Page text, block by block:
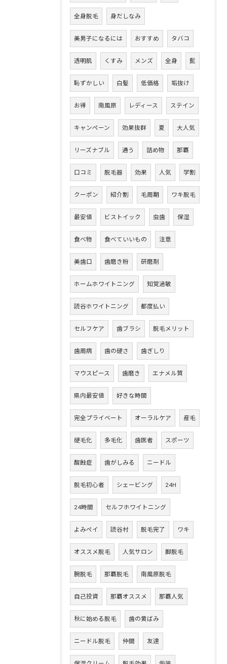
全身脱毛 身だしなみ
美男子になるには おすすめ タバコ
透明肌 くすみ メンズ 全身 髭
恥ずかしい 白髪 低価格 垢抜け
お得 南風原 レディース ステイン
キャンペーン 効果抜群 夏 大人気
リーズナブル 通う 詰め物 那覇
口コミ 脱毛器 効果 人気 学割
クーポン 紹介割 毛周期 ワキ脱毛
最安値 ビストイック 虫歯 保湿
食べ物 食べていいもの 注意
美歯口 歯磨き粉 研磨剤
ホームホワイトニング 知覚過敏
読谷ホワイトニング 都度払い
セルフケア 歯ブラシ 脱毛メリット
歯周病 歯の硬さ 歯ぎしり
マウスピース 歯磨き エナメル質
県内最安値 好きな時間
完全プライベート オーラルケア 産毛
硬毛化 多毛化 歯医者 スポーツ
酸蝕症 歯がしみる ニードル
脱毛初心者 シェービング 24H
24時間 セルフホワイトニング
よみペイ 読谷村 脱毛完了 ワキ
オススメ脱毛 人気サロン 脚脱毛
腕脱毛 那覇脱毛 南風原脱毛
自己投資 那覇オススメ 那覇人気
秋に始める脱毛 歯の黄ばみ
ニードル脱毛 仲間 友達